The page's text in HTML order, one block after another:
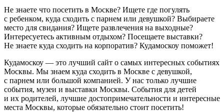
Не знаете что посетить в Москве? Ищете где погулять
с ребенком, куда сходить с парнем или девушкой? Выбираете
место для свидания? Ищете развлечения на выходные?
Интересуетесь активным отдыхом? Посещаете выставки?
Не знаете куда сходить на корпоратив? Кудамоскоу поможет!
Кудамоскоу — это лучший сайт о самых интересных событиях
Москвы. Мы знаем куда сходить в Москве с девушкой,
с парнем или большой компанией. У нас только лучшие
события, музеи и выставки Москвы. События для детей
и их родителей, лучшие достопримечательности и интересные
места Москвы, которые обязательно стоит посетить!